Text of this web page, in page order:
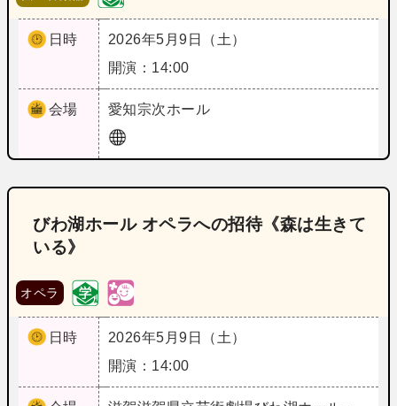
日時
2026年5月9日（土）
開演：14:00
会場 愛知宗次ホール
びわ湖ホール オペラへの招待《森は生きて
いる》
オペラ
日時
2026年5月9日（土）
開演：14:00